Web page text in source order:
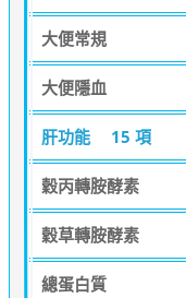
大便常規
大便隱血
肝功能 15 項
穀丙轉胺酵素
穀草轉胺酵素
總蛋白質